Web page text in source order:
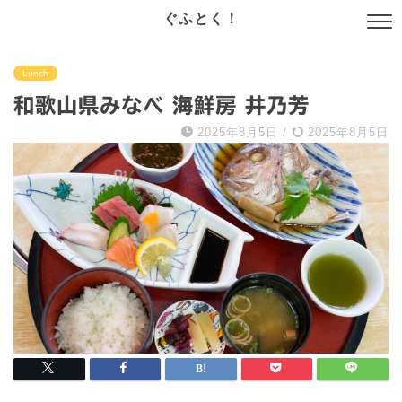
ぐふとく！
Lunch
和歌山県みなべ 海鮮房 井乃芳
2025年8月5日 / 2025年8月5日